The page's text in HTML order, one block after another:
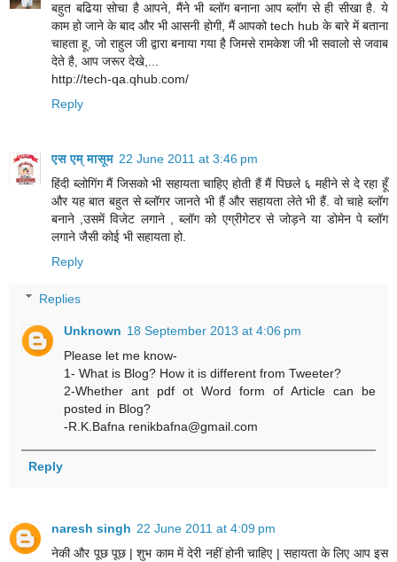
बहुत बढिया सोचा है आपने, मैंने भी ब्लॉग बनाना आप ब्लॉग से ही सीखा है. ये
काम हो जाने के बाद और भी आसनी होगी, मैं आपको tech hub के बारे में बताना
चाहता हू, जो राहुल जी द्वारा बनाया गया है जिमसे रामकेश जी भी सवालो से जवाब
देते है, आप जरूर देखे,...
http://tech-qa.qhub.com/
Reply
एस एम् मासूम 22 June 2011 at 3:46 pm
हिंदी ब्लोगिंग मैं जिसको भी सहायता चाहिए होती हैं मैं पिछले ६ महीने से दे रहा हूँ
और यह बात बहुत से ब्लॉगर जानते भी हैं और सहायता लेते भी हैं. वो चाहे ब्लॉग
बनाने ,उसमें विजेट लगाने , ब्लॉग को एग्रीगेटर से जोड़ने या डोमेन पे ब्लॉग
लगाने जैसी कोई भी सहायता हो.
Reply
Replies
Unknown 18 September 2013 at 4:06 pm
Please let me know-
1- What is Blog? How it is different from Tweeter?
2-Whether ant pdf ot Word form of Article can be
posted in Blog?
-R.K.Bafna renikbafna@gmail.com
Reply
naresh singh 22 June 2011 at 4:09 pm
नेकी और पूछ पूछ | शुभ काम में देरी नहीं होनी चाहिए | सहायता के लिए आप इस